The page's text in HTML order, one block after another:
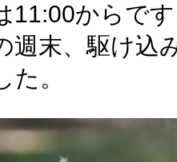
11:00からで
週末、駆け込
。